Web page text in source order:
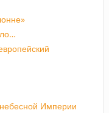
Империи